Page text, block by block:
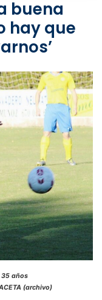
buena
hay que
filo de los 35 años